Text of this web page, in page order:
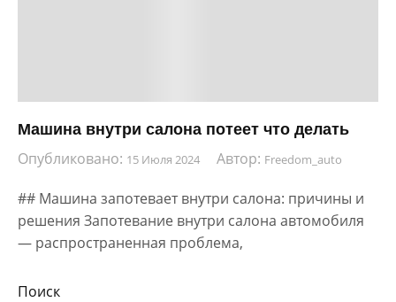
Машина внутри салона потеет что делать
Опубликовано: 15 Июля 2024 Автор: Freedom_auto
## Машина запотевает внутри салона: причины и
решения Запотевание внутри салона автомобиля
— распространенная проблема,
Поиск